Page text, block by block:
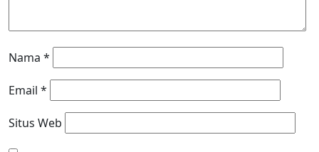
Nama *
Email *
Situs Web